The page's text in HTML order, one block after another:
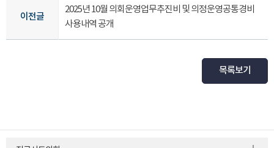
이전글
2025년 10월 의회운영업무추진비 및 의정운영공통경비
사용내역 공개
목록보기